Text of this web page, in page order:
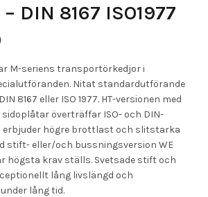
DIN 8167 ISO1977
M-seriens transportörkedjor i
Nitat standardutförande
8167 eller ISO 1977. HT-versionen med
överträffar ISO- och DIN-
erbjuder högre brottlast och slitstarka
stift- eller/och bussningsversion WE
högsta krav ställs. Svetsade stift och
lång livslängd och
lång tid.